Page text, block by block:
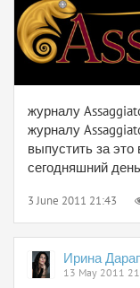
журналу
журналу
выпустить за
сегодняшний
3 June 2011 21:43
Ирина
13 May 2011